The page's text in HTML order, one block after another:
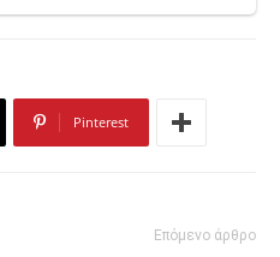
Pinterest
Επόμενο άρθρο